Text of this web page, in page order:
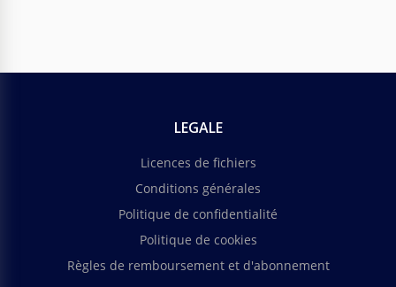
LEGALE
Licences de fichiers
Conditions générales
Politique de confidentialité
Politique de cookies
Règles de remboursement et d'abonnement